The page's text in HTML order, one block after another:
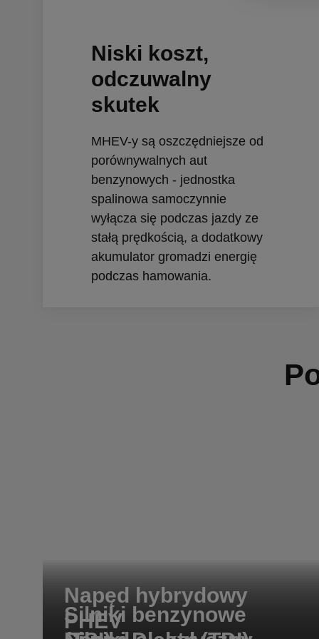
Niski koszt,
odczuwalny
skutek
MHEV-y są oszczędniejsze od
porównywalnych aut
benzynowych - jednostka
spalinowa samoczynnie
wyłącza się podczas jazdy ze
stałą prędkością, a dodatkowy
akumulator gromadzi energię
podczas hamowania.
Napęd hybrydowy
PHEV
Silniki benzynowe